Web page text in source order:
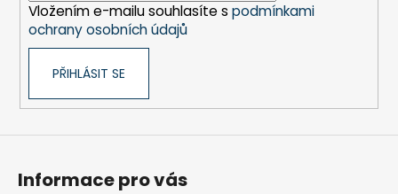
Vložením e-mailu souhlasíte s podmínkami
ochrany osobních údajů
PŘIHLÁSIT SE
Informace pro vás